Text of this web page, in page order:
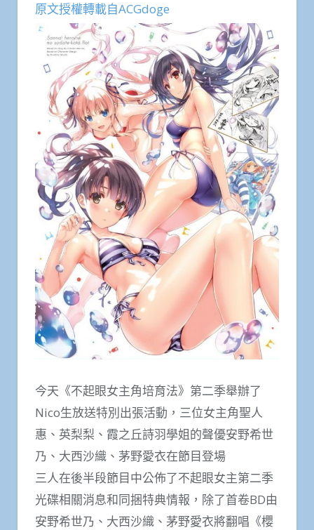
原文授權轉載自ACGdoge
今天《不起眼女主角培育法》第二季舉辦了
Nico生放送特別出張活動，三位女主角聖人
惠、英梨梨、霞之丘詩羽學姐的聲優安野希世
乃、大西沙織、茅野愛衣在節目登場
三人在後半段節目中公佈了不起眼女主第二季
光碟相關消息和同捆特典情報，除了首卷BD由
安野希世乃、大西沙織、茅野愛衣將翻唱《櫻